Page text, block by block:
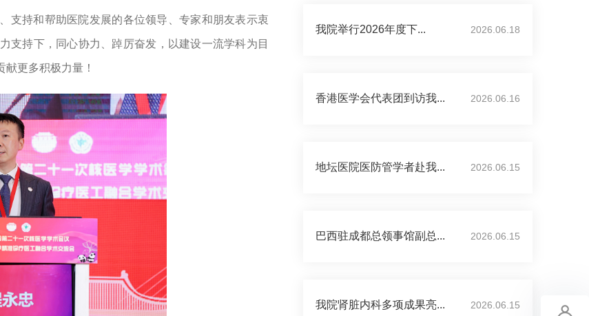
支持和帮助医院发展的各位领导、专家和朋友表示衷
支持下，同心协力、踔厉奋发，以建设一流学科为目
更多积极力量！
我院举行2026年度下... 2026.06.18
香港医学会代表团到访我... 2026.06.16
地坛医院医防管学者赴我... 2026.06.15
巴西驻成都总领事馆副总... 2026.06.15
我院肾脏内科多项成果亮... 2026.06.15